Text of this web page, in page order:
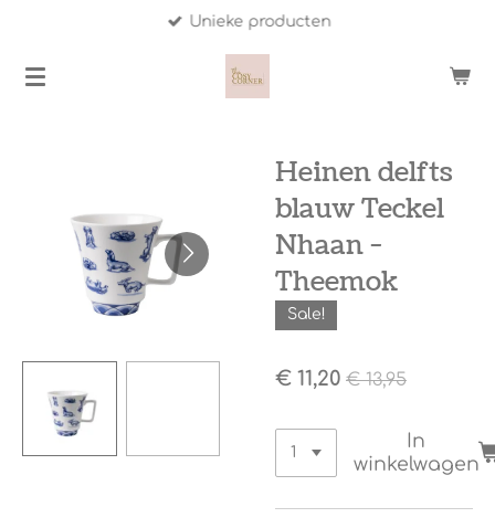
naar
Unieke producten
Heinen delfts
blauw Teckel
Nhaan -
Theemok
Sale!
€ 11,20 € 13,95
In
winkelwagen